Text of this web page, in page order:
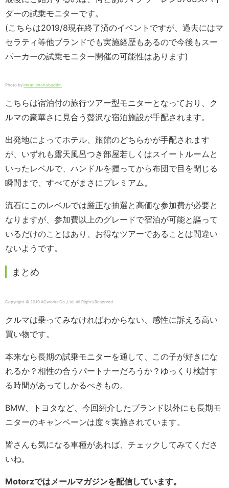
ダーの試乗モニターです。
(こちらは2019/8現在終了済のイベントですが、過去にはマ
セラティ等他ブランドでも実施経歴もあるので今後もスー
パーカーの試乗モニター開催の可能性はあります)
Photo by imran shahabuddin
こちらは宿泊付の旅行ツアー型モニターと なっており、ク
ルマの豪華さに見合う贅沢な宿泊施設が手配されます。
出発地によってホテル、旅館のどちらかが手配されます
が、いずれも露天風呂つき部屋若しくはスイートルームと
いったレベルで、ハンドルを握ってから布団で目を閉じる
瞬間まで、すべてがまさにプレミアム。
流石にこのレベルでは厳正な抽選と高価な参加費が必要と
なりますが、参加費以上のグレードで宿泊が可能と謳って
いるだけのことはあり、お得なツアーであることは間違い
ないようです。
まとめ
Copyright © 2019 ACworks Co.,Ltd. All Rights Reserved.
クルマは乗ってみなければわからない、感性に訴える高い
買い物です。
本来なら長期の試乗モニターを通して、この子が好きにな
れるか？相性の合うパートナーだろうか？ゆっくり検討す
る時間があってしかるべきもの。
BMW、トヨタなど、今回紹介したブランド以外にも長期モ
ニターのキャンペーンは度々実施されています。
皆さんも気になる車種があれば、チェックしてみてくださ
いね。
Motorzではメールマガジンを配信しています。